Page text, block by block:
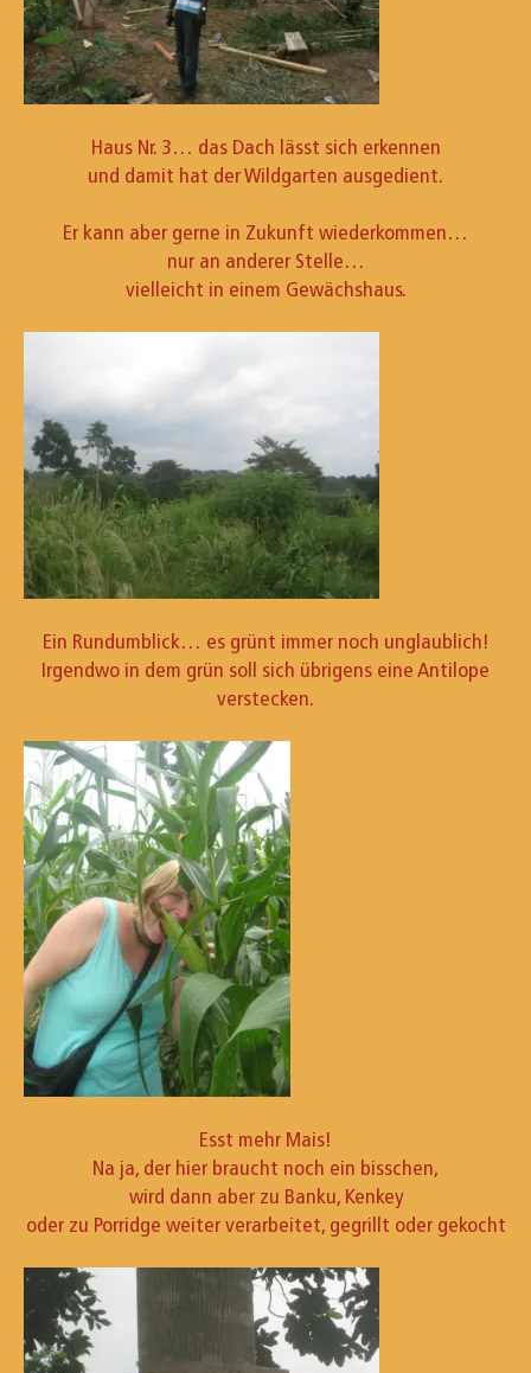
Haus Nr. 3… das Dach lässt sich erkennen
und damit hat der Wildgarten ausgedient.
Er kann aber gerne in Zukunft wiederkommen…
nur an anderer Stelle…
vielleicht in einem Gewächshaus.
Ein Rundumblick… es grünt immer noch unglaublich!
Irgendwo in dem grün soll sich übrigens eine Antilope
verstecken.
Esst mehr Mais!
Na ja, der hier braucht noch ein bisschen,
wird dann aber zu Banku, Kenkey
oder zu Porridge weiter verarbeitet, gegrillt oder gekocht